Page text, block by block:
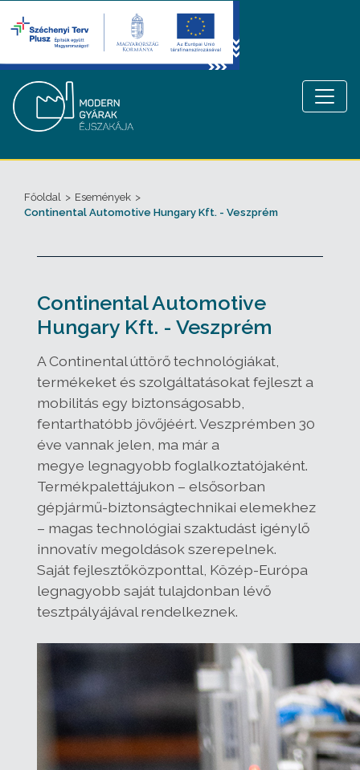
Főoldal > Események >
Continental Automotive Hungary Kft. - Veszprém
Continental Automotive
Hungary Kft. - Veszprém
A Continental úttörő technológiákat,
termékeket és szolgáltatásokat fejleszt a
mobilitás egy biztonságosabb,
fentarthatóbb jövőjéért. Veszprémben 30
éve vannak jelen, ma már a
megye legnagyobb foglalkoztatójaként.
Termékpalettájukon – elsősorban
gépjármű-biztonságtechnikai elemekhez
– magas technológiai szaktudást igénylő
innovatív megoldások szerepelnek.
Saját fejlesztőközponttal, Közép-Európa
legnagyobb saját tulajdonban lévő
tesztpályájával rendelkeznek.